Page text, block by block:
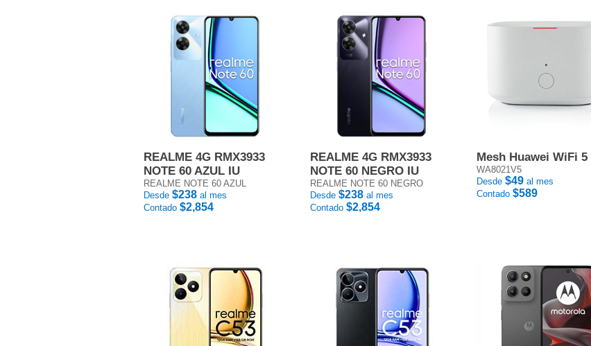
REALME 4G RMX3933
NOTE 60 AZUL IU
REALME NOTE 60 AZUL
Desde $238 al mes
Contado $2,854
REALME 4G RMX3933
NOTE 60 NEGRO IU
REALME NOTE 60 NEGRO
Desde $238 al mes
Contado $2,854
Mesh Huawei WiFi 5
WA8021V5
Desde $49 al mes
Contado $589